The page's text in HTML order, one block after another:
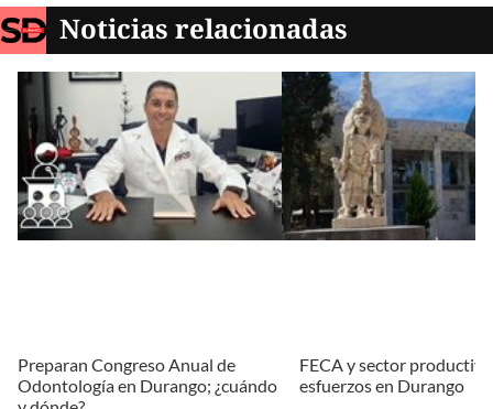
Noticias relacionadas
Preparan Congreso Anual de
Odontología en Durango; ¿cuándo
FECA y sector
esfuerzos en Durango